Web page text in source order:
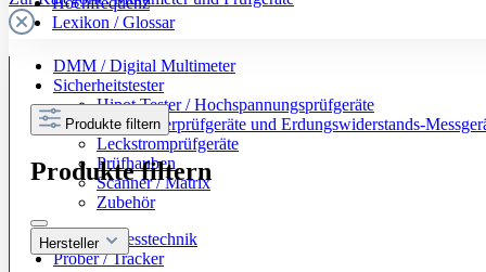
DMM / Digital Multimeter
Sicherheitstester
Hipot Tester / Hochspannungsprüfgeräte
Schutzleiterprüfgeräte und Erdungswiderstands-
Leckstromprüfgeräte
Prüfhauben
Scanner / Matrix
Zubehör
Batterie-Messtechnik
Prober / Tracker
Lexikon / Glossar
Produkte filtern
Produkte filtern
Hersteller